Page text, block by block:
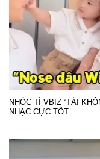
NHÓC TÌ VBIZ “TÀI
NHẠC CỰC TỐT